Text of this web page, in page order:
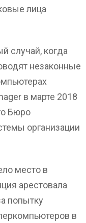
лица
случай, когда
незаконные
в марте 2018
Бюро
организации
место в
арестовала
попытку
в